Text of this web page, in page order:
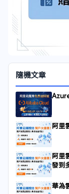
隨機文章
阿里
阿里
發到
華為